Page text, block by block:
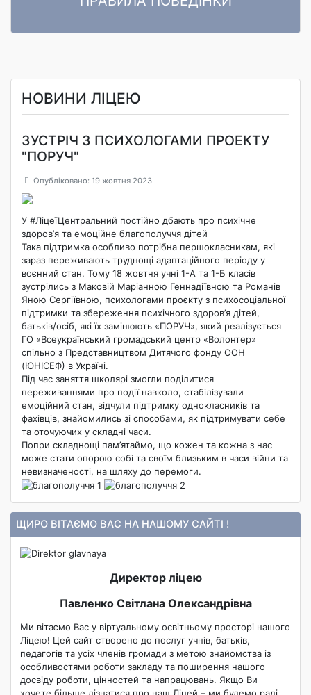
ЩИРО ВІТАЄМО ВАС НА НАШОМУ САЙТІ !
Директор ліцею
Павленко Світлана Олександрівна
Ми вітаємо Вас у віртуальному освітньому просторі нашого
Ліцею! Цей сайт створено до послуг учнів, батьків,
педагогів та усіх членів громади з метою знайомства із
особливостями роботи закладу та поширення нашого
досвіду роботи, цінностей та напрацювань. Якщо Ви
хочете більше дізнатися про наш Ліцей – ми будемо раді
НОВИНИ ЛІЦЕЮ
ЗУСТРІЧ З ПСИХОЛОГАМИ ПРОЕКТУ
"ПОРУЧ"
Опубліковано: 19 жовтня 2023
У #ЛіцеїЦентральний постійно дбають про психічне
здоров’я та емоційне благополуччя дітей
Така підтримка особливо потрібна першокласникам, які
зараз переживають труднощі адаптаційного періоду у
воєнний стан. Тому 18 жовтня учні 1-А та 1-Б класів
зустрілись з Маковій Маріанною Геннадіївною та Романів
Яною Сергіївною, психологами проєкту з психосоціальної
підтримки та збереження психічного здоров’я дітей,
батьків/осіб, які їх замінюють «ПОРУЧ», який реалізується
ГО «Всеукраїнський громадський центр «Волонтер»
спільно з Представництвом Дитячого фонду ООН
(ЮНІСЕФ) в Україні.
Під час заняття школярі змогли поділитися
переживаннями про події навколо, стабілізували
емоційний стан, відчули підтримку однокласників та
фахівців, знайомились зі способами, як підтримувати себе
та оточуючих у складні часи.
Попри складнощі пам’ятаймо, що кожен та кожна з нас
може стати опорою собі та своїм близьким в часи війни та
невизначеності, на шляху до перемоги.